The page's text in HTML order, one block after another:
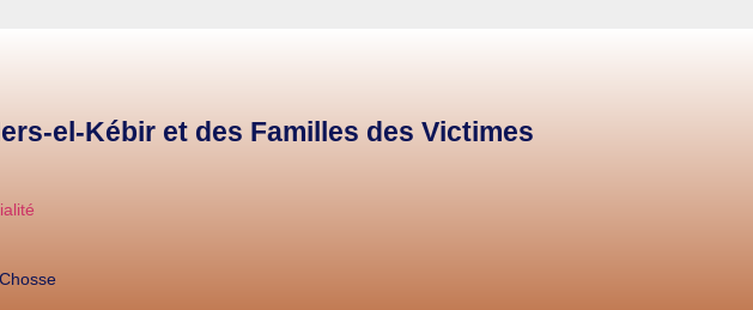
el-Kébir et des Familles des Victimes